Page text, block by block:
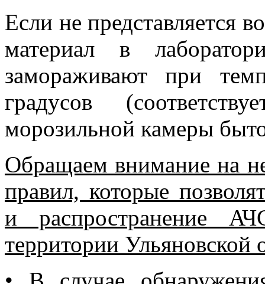
Если не представляется
материал в
замораживают при
градусов
морозильной камеры
Обращаем внимание на
правил, которые
и распространение
территории Ульяновской